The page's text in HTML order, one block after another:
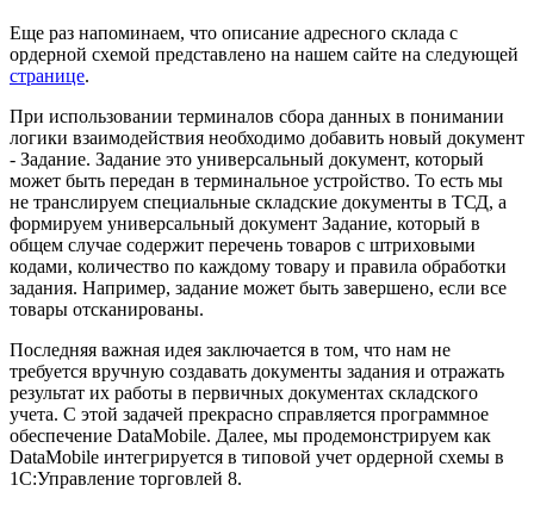
Еще раз напоминаем, что описание адресного склада с
ордерной схемой представлено на нашем сайте на следующей
странице.
При использовании терминалов сбора данных в понимании
логики взаимодействия необходимо добавить новый документ
- Задание. Задание это универсальный документ, который
может быть передан в терминальное устройство. То есть мы
не транслируем специальные складские документы в ТСД, а
формируем универсальный документ Задание, который в
общем случае содержит перечень товаров с штриховыми
кодами, количество по каждому товару и правила обработки
задания. Например, задание может быть завершено, если все
товары отсканированы.
Последняя важная идея заключается в том, что нам не
требуется вручную создавать документы задания и отражать
результат их работы в первичных документах складского
учета. С этой задачей прекрасно справляется программное
обеспечение DataMobile. Далее, мы продемонстрируем как
DataMobile интегрируется в типовой учет ордерной схемы в
1С:Управление торговлей 8.